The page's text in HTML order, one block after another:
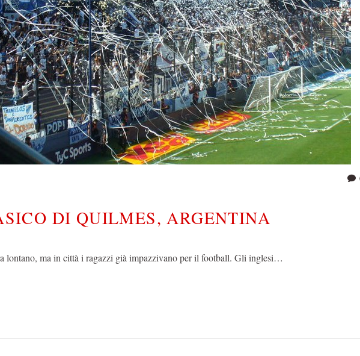
DI QUILMES, ARGENTINA
lontano, ma in città i ragazzi già impazzivano per il football. Gli inglesi…